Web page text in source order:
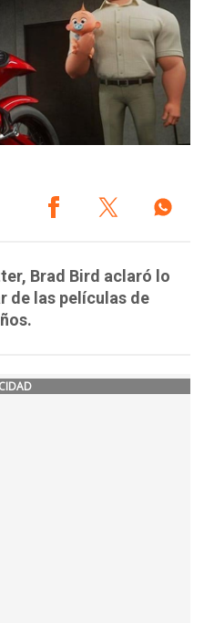
Brad Bird aclaró lo
de las películas de